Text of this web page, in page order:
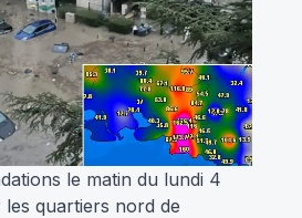
le matin du lundi 4
quartiers nord de